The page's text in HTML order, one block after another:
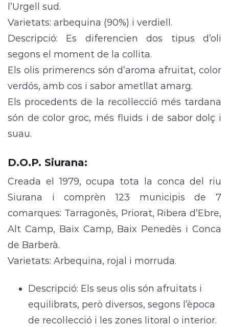
l’Urgell sud.
Varietats: arbequina (90%) i verdiell.
Descripció: Es diferencien dos tipus d’oli
segons el moment de la collita.
Els olis primerencs són d’aroma afruitat, color
verdós, amb cos i sabor ametllat amarg.
Els procedents de la recol·lecció més tardana
són de color groc, més fluids i de sabor dolç i
suau.
D.O.P. Siurana:
Creada el 1979, ocupa tota la conca del riu
Siurana i comprèn 123 municipis de 7
comarques: Tarragonès, Priorat, Ribera d’Ebre,
Alt Camp, Baix Camp, Baix Penedès i Conca
de Barberà.
Varietats: Arbequina, rojal i morruda.
Descripció: Els seus olis són afruitats i
equilibrats, però diversos, segons l’època
de recol·lecció i les zones litoral o interior.